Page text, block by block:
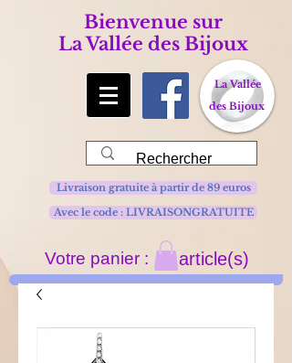
Bienvenue sur
La Vallée des Bijoux
La Vallée
des Bijoux
Avec le code : LIVRAISONGRATUITE
Livraison gratuite à partir de 89 euros
Votre panier : article(s)